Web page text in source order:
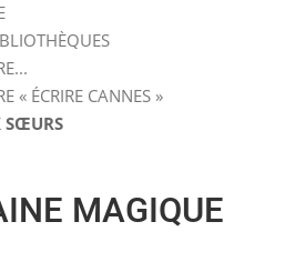
« ÉCRIRE CANNES »
SŒURS
MAGIQUE